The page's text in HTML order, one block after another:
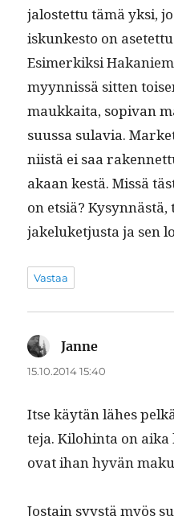
jalostet­tu tämä yksi,
iskunkesto on
Esimerkik­si
myyn­nis­sä sit­ten
maukkai­ta, sopi­van
suus­sa sulavia.
niistä ei saa
akaan kestä. Mis­sä
on etsiä?
jakeluketjus­ta ja sen
Vastaa
Janne
15.10.2014 15:40
Itse käytän läh­es
te­ja. Kilo­hin­ta on
ovat ihan hyvän
Jostain syys­tä myös